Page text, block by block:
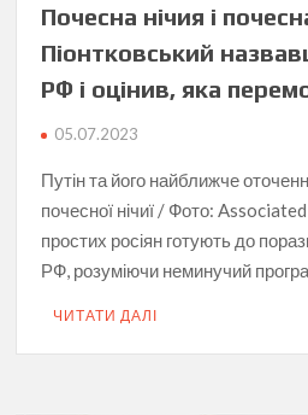
Почесна нічия і
Піонтковський
РФ і оцінив, яка
05.07.2023
Путін та його найближче
почесної нічиї / Фото:
простих росіян готують до
РФ, розуміючи неминучий
ЧИТАТИ ДАЛІ